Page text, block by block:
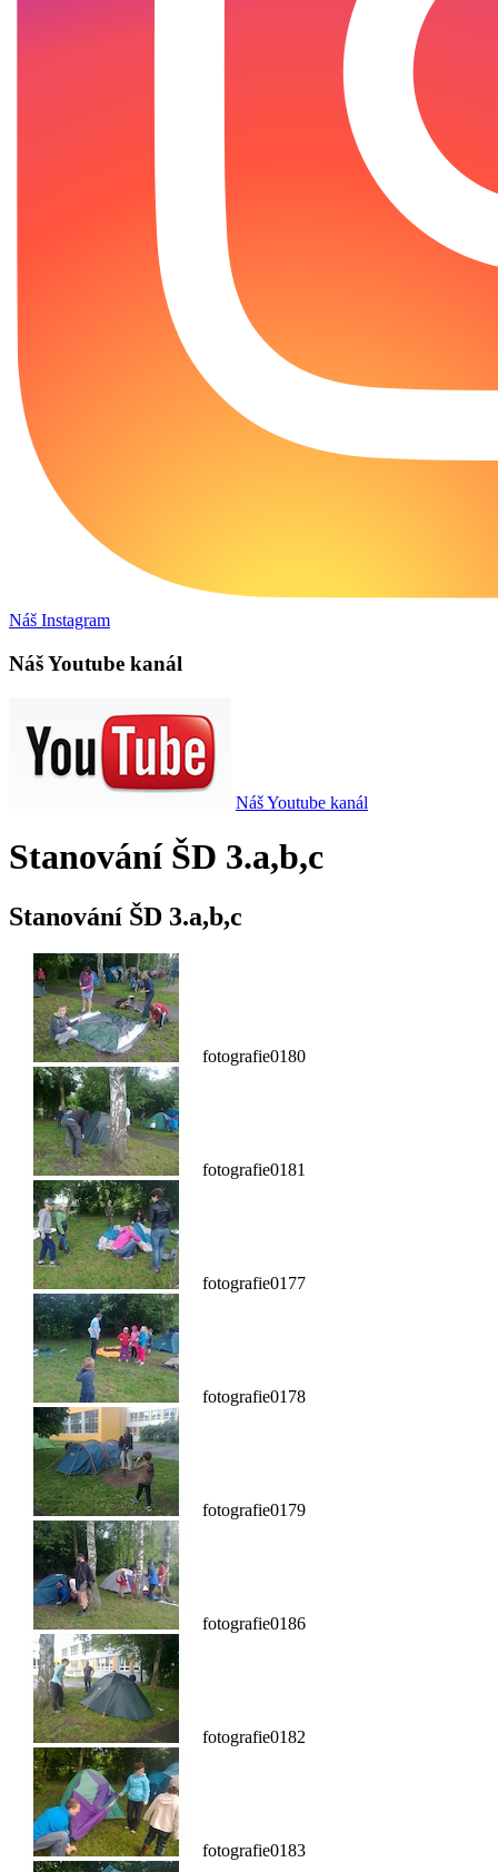
Náš Instagram
Náš Youtube kanál
Náš Youtube kanál
Stanování ŠD 3.a,b,c
Stanování ŠD 3.a,b,c
fotografie0180
fotografie0181
fotografie0177
fotografie0178
fotografie0179
fotografie0186
fotografie0182
fotografie0183